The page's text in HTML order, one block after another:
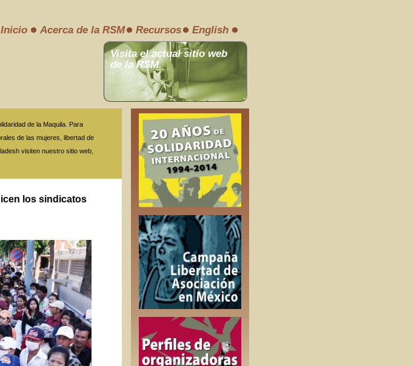
Inicio Acerca de la RSM Recursos English
Visita el actual sitio web
de la RSM.
de la Maquila. Para
de las mujeres, libertad de
visiten nuestro sitio web,
los sindicatos